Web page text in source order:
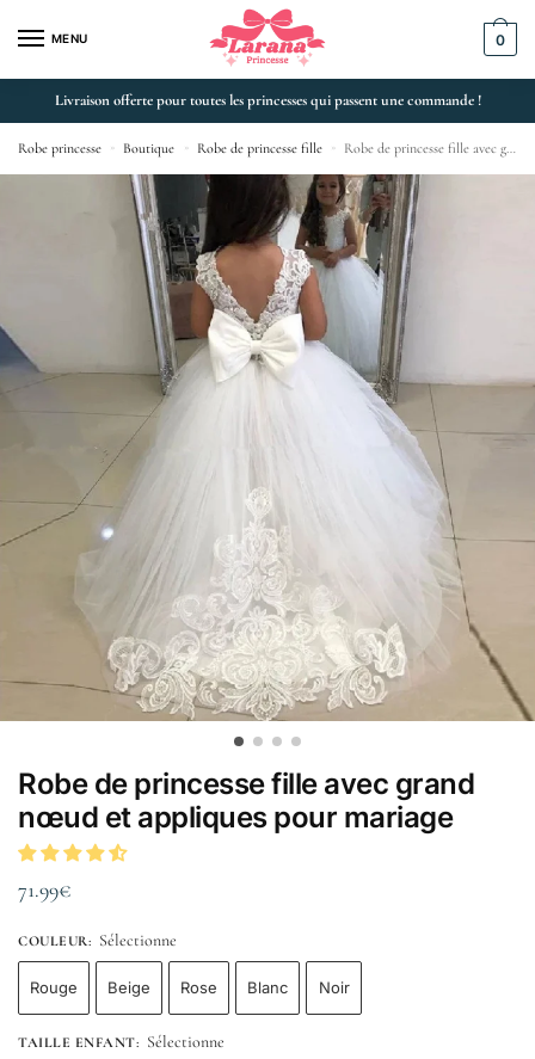
MENU 0
Livraison offerte pour toutes les princesses qui passent une commande !
Robe princesse » Boutique » Robe de princesse fille » Robe de princesse fille avec grand nœud et appliques pour mariage
Robe de princesse fille avec grand
nœud et appliques pour mariage
71.99€
COULEUR: Sélectionne
Rouge Beige Rose Blanc Noir
TAILLE ENFANT: Sélectionne